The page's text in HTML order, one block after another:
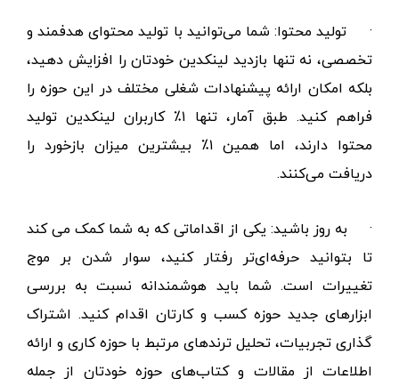
اقدامات در این حوزه است.
· تولید محتوا: شما می‌توانید با تولید محتوای هدفمند و
تخصصی، نه تنها بازدید
لینکدین خودتان را افزایش دهید،
بلکه امکان ارائه پیشنهادات شغلی مختلف در این حوزه را
فراهم کنید.طبق آمار، تنها
دریافت می‌کنند.
·
به روز باشید: یکی از اقداماتی که به شما کمک می کند
تا بتوانید حرفه‌ای‌تر رفتار کنید، سوار شدن بر موج
تغییرات است. شما باید هوشمندانه نسبت به بررسی
ابزارهای جدید حوزه کسب و کارتان اقدام کنید. اشتراک